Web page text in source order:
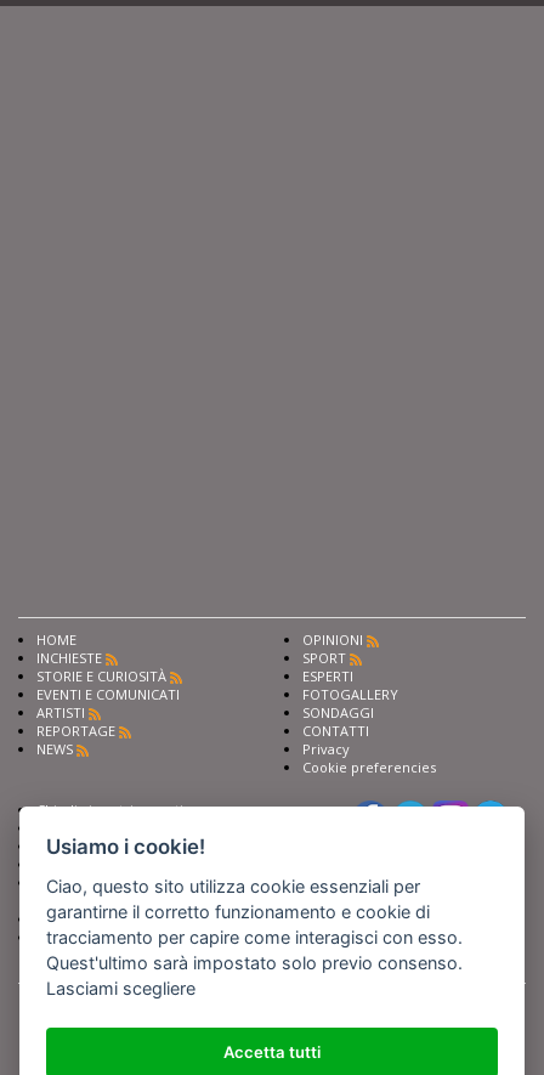
HOME
INCHIESTE
STORIE E CURIOSITÀ
EVENTI E COMUNICATI
ARTISTI
REPORTAGE
NEWS
OPINIONI
SPORT
ESPERTI
FOTOGALLERY
SONDAGGI
CONTATTI
Privacy
Cookie preferencies
Chiedi ai nostri esperti
Fai pubblicità con noi
Iscriviti al nostro corso di
giornalismo
Compra i nostri libri
Entra in Barinedita Map
detiene i Diritti d'Autore e sono state prodotte nell'anno 2012 e seguenti
Usiamo i cookie!
Ciao, questo sito utilizza cookie essenziali per
garantirne il corretto funzionamento e cookie di
tracciamento per capire come interagisci con esso.
Quest'ultimo sarà impostato solo previo consenso.
Lasciami scegliere
Accetta tutti